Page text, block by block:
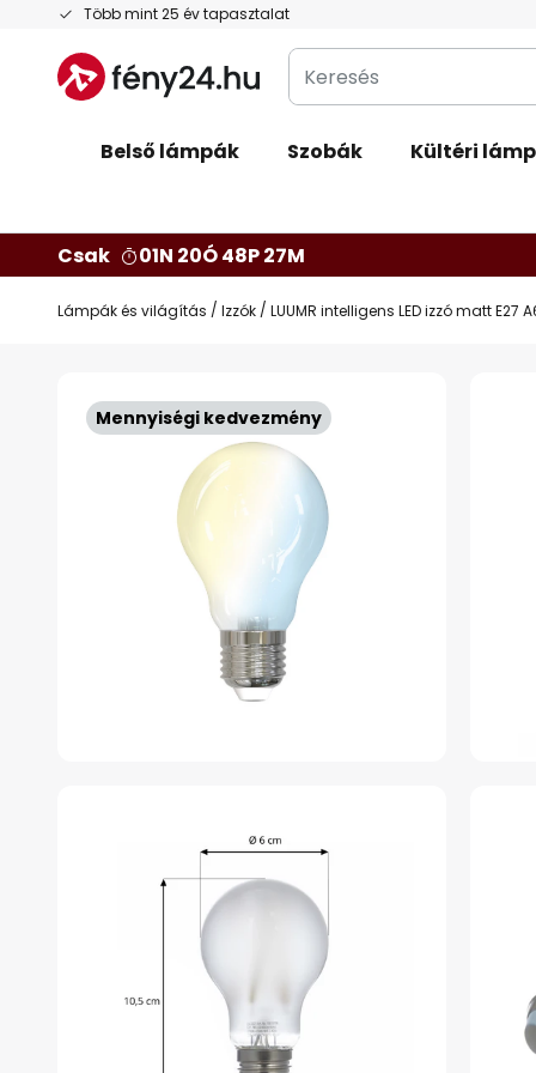
Több mint 25 év tapasztalat
Ugrás
tartalomhoz
Keresés
Belső lámpák Szobák Kültéri
Csak
01N 20Ó 48P 26M
Lámpák és világítás Izzók LUUMR intelligens LED izzó matt E27
Mennyiségi kedvezmény